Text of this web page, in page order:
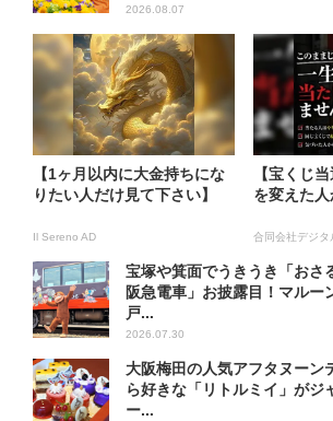
2026.08.07
【1ヶ月以内に大金持ちにな
りたい人だけ見て下さい】
Il Sereno AD
【宝くじ
を変えた
合同会社デジ
宝塚や箕面でうきうき「おさ
阪急電車」お披露目！マルー
戸...
2026.07.30
大阪梅田の人気アフタヌーン
ら好きな「リトルミイ」がジ
ー...